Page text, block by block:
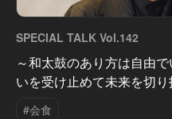
SPECIAL TALK Vol.142
～和太鼓のあり方は自由
いを受け止めて未来を切り
#会食